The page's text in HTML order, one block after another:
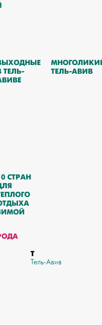
ТЕЛЬ-
ТЕЛЬ-АВИВ
СТРАН
Т
Тель-Авив